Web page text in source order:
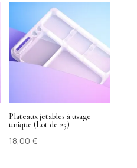
Plateaux jetables à usage
unique (Lot de 25)
18,00€